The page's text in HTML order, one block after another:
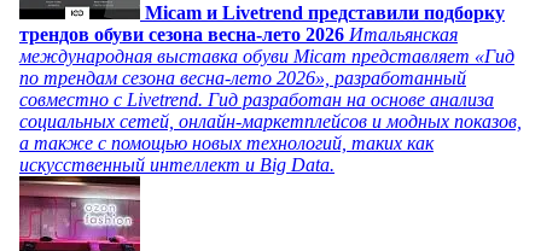
Micam и Livetrend представили подборку
трендов обуви сезона весна-лето 2026 Итальянская
международная выставка обуви Micam представляет «Гид
по трендам сезона весна-лето 2026», разработанный
совместно с Livetrend. Гид разработан на основе анализа
социальных сетей, онлайн-маркетплейсов и модных показов,
а также с помощью новых технологий, таких как
искусственный интеллект и Big Data.